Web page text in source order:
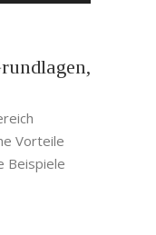
Vorteile
Beispiele